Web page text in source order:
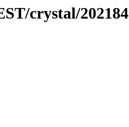
crystal/202184